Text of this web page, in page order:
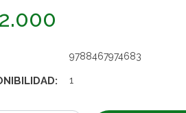
9788467974683
1